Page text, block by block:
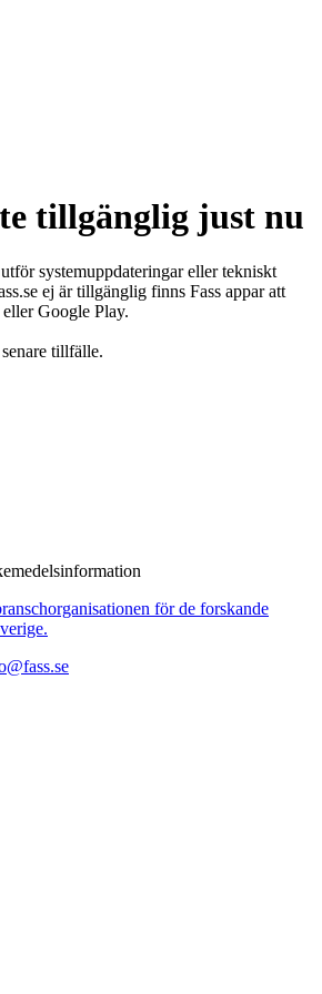
tillgänglig just nu
systemuppdateringar eller tekniskt
ej är tillgänglig finns Fass appar att
Google Play.
tillfälle.
för de forskande